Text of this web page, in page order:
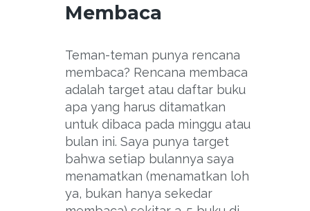
Membaca
Teman-teman punya rencana
membaca? Rencana membaca
adalah target atau daftar buku
apa yang harus ditamatkan
untuk dibaca pada minggu atau
bulan ini. Saya punya target
bahwa setiap bulannya saya
menamatkan (menamatkan loh
ya, bukan hanya sekedar